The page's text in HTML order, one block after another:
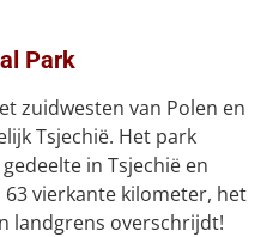
Park
zuidwesten van Polen en
Tsjechië. Het park
in Tsjechië en
vierkante kilometer, het
landgrens overschrijdt!